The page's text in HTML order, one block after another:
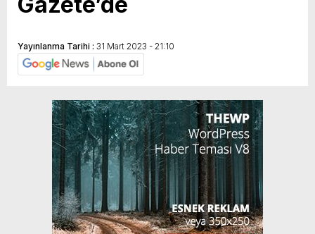
Yayınlanma Tarihi : 31 Mart 2023 - 21:10